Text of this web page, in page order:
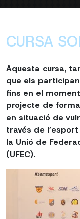
CURSA
Aquesta cursa,
que els
fins en el
projecte de
en situació de
través de
la Unió de
(UFEC).